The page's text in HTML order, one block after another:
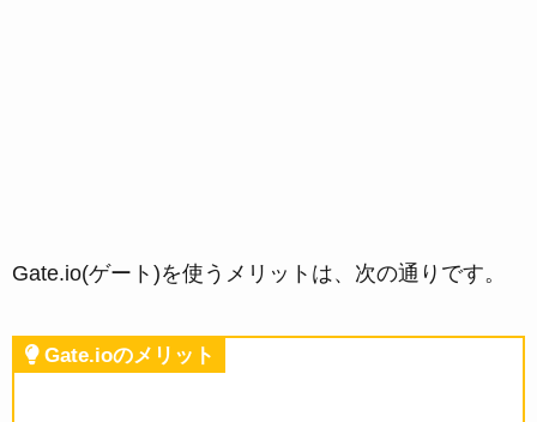
Gate.io(ゲート)を使うメリットは、次の通りです。
Gate.ioのメリット